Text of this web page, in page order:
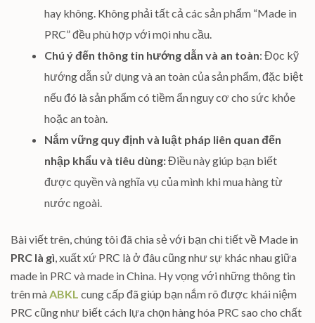
hay không. Không phải tất cả các sản phẩm “Made in
PRC” đều phù hợp với mọi nhu cầu.
Chú ý đến thông tin hướng dẫn và an toàn: Đọc kỹ
hướng dẫn sử dụng và an toàn của sản phẩm, đặc biệt
nếu đó là sản phẩm có tiềm ẩn nguy cơ cho sức khỏe
hoặc an toàn.
Nắm vững quy định và luật pháp liên quan đến
nhập khẩu và tiêu dùng:Điều này giúp bạn biết
được quyền và nghĩa vụ của mình khi mua hàng từ
nước ngoài.
Bài viết trên, chúng tôi đã chia sẻ với bạn chi tiết về Made in
PRC là gì, xuất xứ PRC là ở đâu cũng như sự khác nhau giữa
made in PRC và made in China. Hy vọng với những thông tin
trên màABKL cung cấp đã giúp bạn nắm rõ được khái niệm
PRC cũng như biết cách lựa chọn hàng hóa PRC sao cho chất